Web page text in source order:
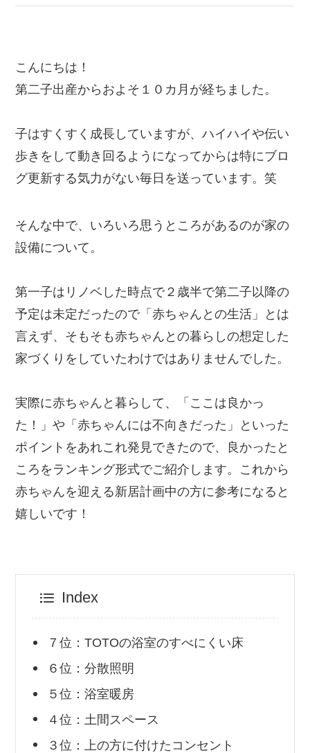
こんにちは！
第二子出産からおよそ１０カ月が経ちました。
子はすくすく成長していますが、ハイハイや伝い
歩きをして動き回るようになってからは特にブロ
グ更新する気力がない毎日を送っています。笑
そんな中で、いろいろ思うところがあるのが家の
設備について。
第一子はリノベした時点で２歳半で第二子以降の
予定は未定だったので「赤ちゃんとの生活」とは
言えず、そもそも赤ちゃんとの暮らしの想定した
家づくりをしていたわけではありませんでした。
実際に赤ちゃんと暮らして、「ここは良かっ
た！」や「赤ちゃんには不向きだった」といった
ポイントをあれこれ発見できたので、良かったと
ころをランキング形式でご紹介します。これから
赤ちゃんを迎える新居計画中の方に参考になると
嬉しいです！
Index
７位：TOTOの浴室のすべにくい床
６位：分散照明
５位：浴室暖房
４位：土間スペース
３位：上の方に付けたコンセント